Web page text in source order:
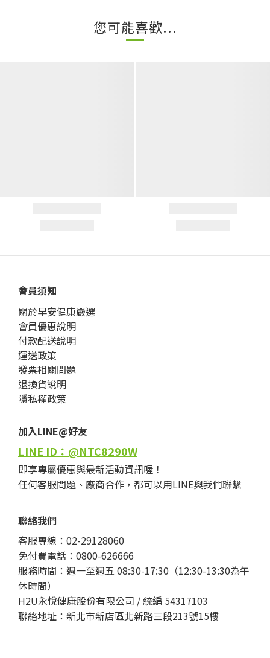
您可能喜歡...
會員須知
關於早安健康嚴選
會員優惠說明
付款配送說明
運送政策
發票相關問題
退換貨說明
隱私權政策
加入LINE@好友
LINE ID：@NTC8290W
即享專屬優惠與最新活動資訊喔！
任何客服問題、廠商合作，都可以用LINE與我們聯繫
聯絡我們
客服專線：02-29128060
免付費電話：0800-626666
服務時間：週一至週五 08:30-17:30（12:30-13:30為午
休時間）
H2U永悅健康股份有限公司 / 統編 54317103
聯絡地址：新北市新店區北新路三段213號15樓